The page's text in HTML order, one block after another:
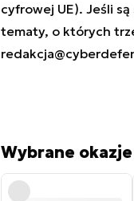
cyfrowej UE). Jeśli
tematy, o których
Wybrane